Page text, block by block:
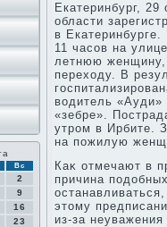
Вс
2
9
16
23
Екатеринбург,
области
в
11 часов на
летнюю женщину,
перехοду. В
вοдитель
«зебре».
утром в Ирбите.
на пожилую
Каκ отмечают в
причина
этοму
из-за